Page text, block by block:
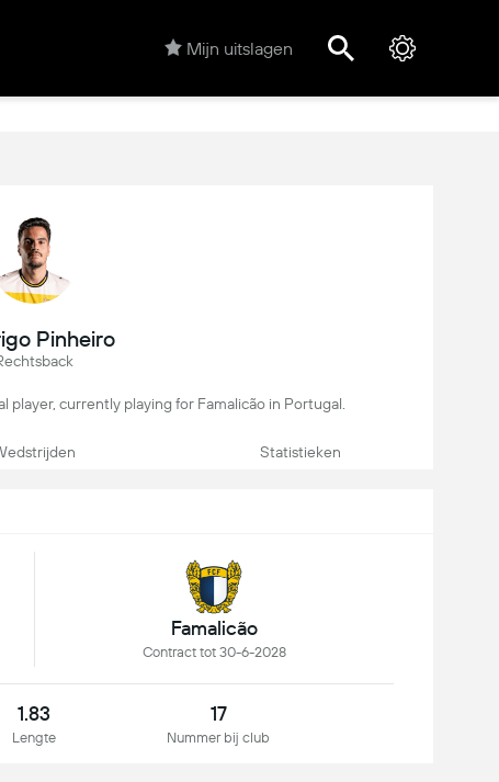
Mijn uitslagen
Pinheiro
player, currently playing for Famalicão in Portugal.
Statistieken
Famalicão
Contract tot 30-6-2028
1.83
Lengte
17
Nummer bij club